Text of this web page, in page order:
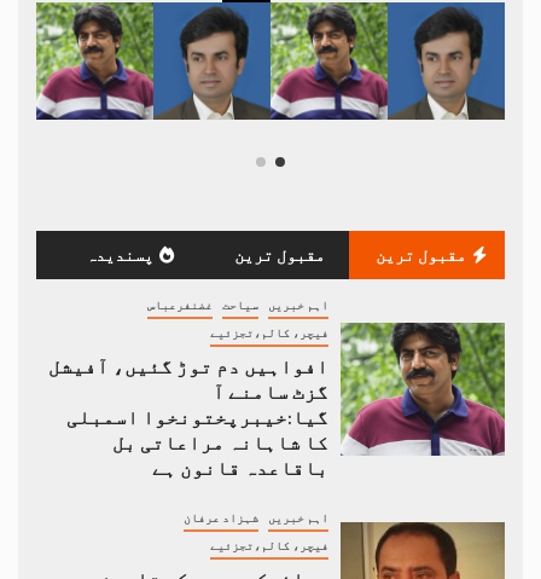
مقبول ترین مقبول ترین پسندیدہ
اہم خبریں سیاحت غضنفرعباس
فیچر، کالم،تجزئیے
افواہیں دم توڑ گئیں، آفیشل
گزٹ سامنے آ
گیا:خیبرپختونخوا اسمبلی
کا شاہانہ مراعاتی بل
باقاعدہ قانون ہے
اہم خبریں شہزاد عرفان
فیچر، کالم،تجزئیے